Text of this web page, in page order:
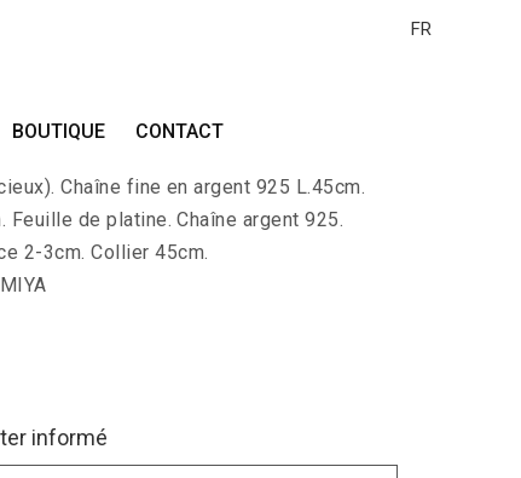
FR
BOUTIQUE CONTACT
Chaîne fine en argent 925 L.45cm.
Feuille de platine. Chaîne argent 925.
2-3cm. Collier 45cm.
informé